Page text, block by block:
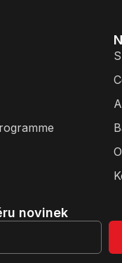
novinek